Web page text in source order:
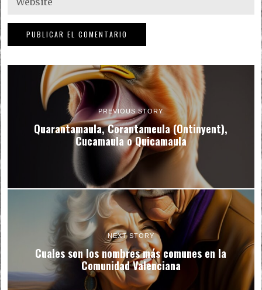
PREVIOUS STORY
Quarantamaula, Corantameula (Ontinyent),
Cucamaula o Quicamaula
NEXT STORY
Cuales son los nombres más comunes en la
Comunidad Valenciana